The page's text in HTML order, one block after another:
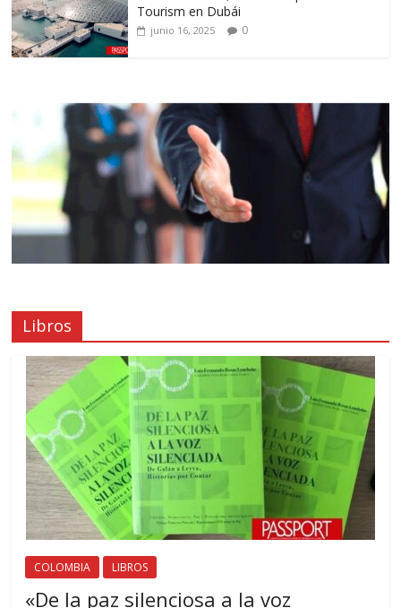
Tourism en Dubái
junio 16, 2025 0
Libros
COLOMBIA LIBROS
«De la paz silenciosa a la voz